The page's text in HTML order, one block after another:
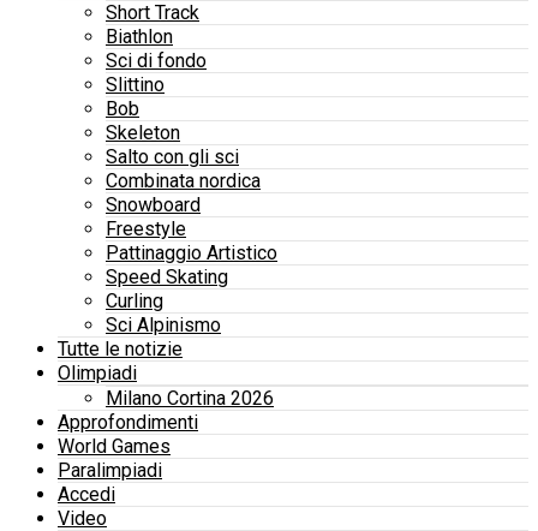
Short Track
Biathlon
Sci di fondo
Slittino
Bob
Skeleton
Salto con gli sci
Combinata nordica
Snowboard
Freestyle
Pattinaggio Artistico
Speed Skating
Curling
Sci Alpinismo
Tutte le notizie
Olimpiadi
Milano Cortina 2026
Approfondimenti
World Games
Paralimpiadi
Accedi
Video